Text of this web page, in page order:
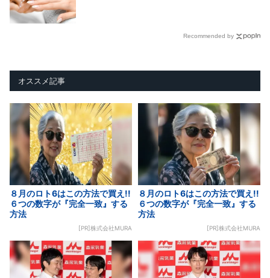
Recommended by
オススメ記事
８月のロト6はこの方法で買え!!
６つの数字が『完全一致』する
方法
[PR]株式会社MURA
８月のロト6はこの方法で買え!!
６つの数字が『完全一致』する
方法
[PR]株式会社MURA